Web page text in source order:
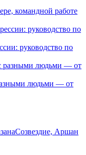
командной работе
руководство по
людьми — от
Созвездие, Аршан